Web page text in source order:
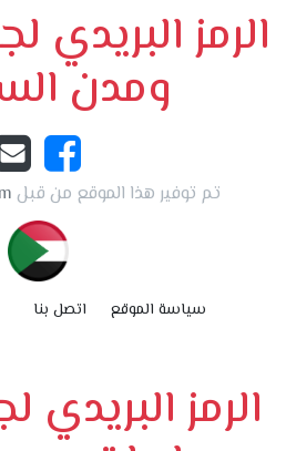
الرمز البريدي
ومدن
تم توفير هذا الموقع من قبل
سياسة الموقع اتصل بنا
الرمز البريدي